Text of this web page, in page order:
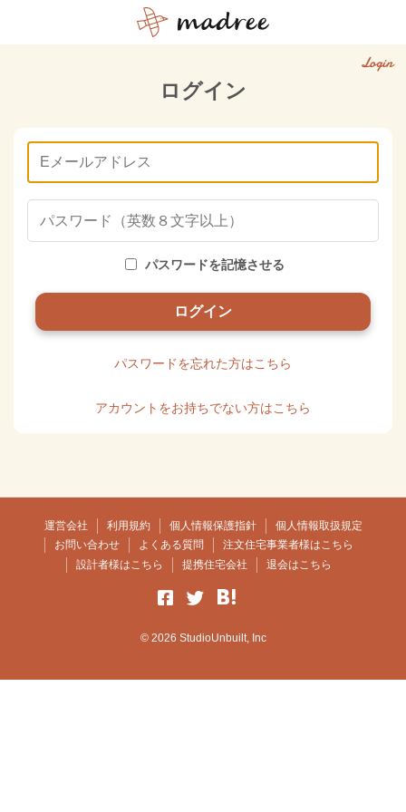
Login
ログイン
パスワードを記憶させる
パスワードを忘れた方はこちら
アカウントをお持ちでない方はこちら
運営会社 利用規約 個人情報保護指針
個人情報取扱規定
お問い合わせ
よくある質問
注文住宅事業者様はこちら
設計者様はこちら
提携住宅会社 退会はこちら
© 2026 StudioUnbuilt, Inc